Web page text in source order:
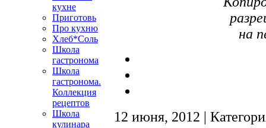
кухне
Приготовь
Про кухню
Хлеб*Соль
Школа
гастронома
Школа
гастронома.
Коллекция
рецептов
Школа
кулинара
на
12 июня, 2012 |